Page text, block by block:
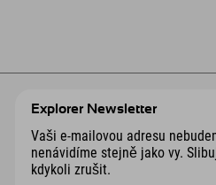
Explorer Newsletter
Vaši e-mailovou adresu
nenávidíme stejně jako vy.
kdykoli zrušit.